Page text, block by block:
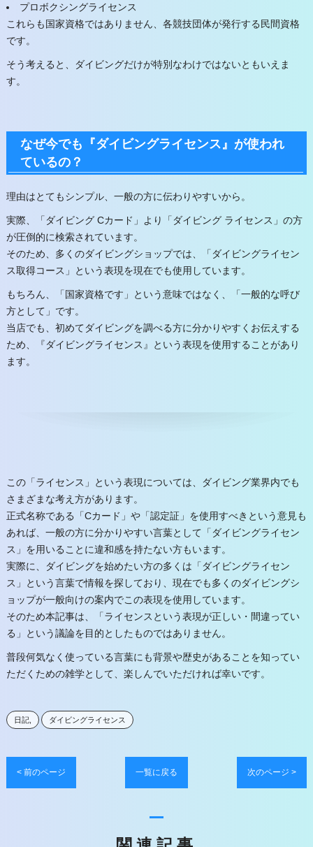
プロボクシングライセンス
これらも国家資格ではありません、各競技団体が発行する民間資格
です。
そう考えると、ダイビングだけが特別なわけではないともいえま
す。
なぜ今でも『ダイビングライセンス』が使われ
ているの？
理由はとてもシンプル、一般の方に伝わりやすいから。
実際、「ダイビング Cカード」より「ダイビング ライセンス」の方
が圧倒的に検索されています。
そのため、多くのダイビングショップでは、「ダイビングライセン
ス取得コース」という表現を現在でも使用しています。
もちろん、「国家資格です」という意味ではなく、「一般的な呼び
方として」です。
当店でも、初めてダイビングを調べる方に分かりやすくお伝えする
ため、『ダイビングライセンス』という表現を使用することがあり
ます。
この「ライセンス」という表現については、ダイビング業界内でも
さまざまな考え方があります。
正式名称である「Cカード」や「認定証」を使用すべきという意見も
あれば、一般の方に分かりやすい言葉として「ダイビングライセン
ス」を用いることに違和感を持たない方もいます。
実際に、ダイビングを始めたい方の多くは「ダイビングライセン
ス」という言葉で情報を探しており、現在でも多くのダイビングシ
ョップが一般向けの案内でこの表現を使用しています。
そのため本記事は、「ライセンスという表現が正しい・間違ってい
る」という議論を目的としたものではありません。
普段何気なく使っている言葉にも背景や歴史があることを知ってい
ただくための雑学として、楽しんでいただければ幸いです。
日記 ダイビングライセンス
< 前のページ 一覧に戻る 次のページ >